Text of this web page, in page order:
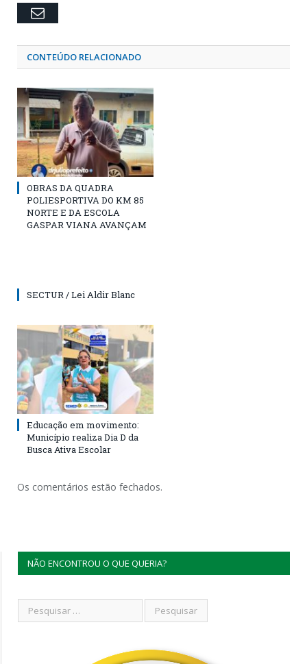
Email
CONTEÚDO RELACIONADO
OBRAS DA QUADRA
POLIESPORTIVA DO KM 85
NORTE E DA ESCOLA
GASPAR VIANA AVANÇAM
SECTUR / Lei Aldir Blanc
Educação em movimento:
Município realiza Dia D da
Busca Ativa Escolar
Os comentários estão fechados.
NÃO ENCONTROU O QUE QUERIA?